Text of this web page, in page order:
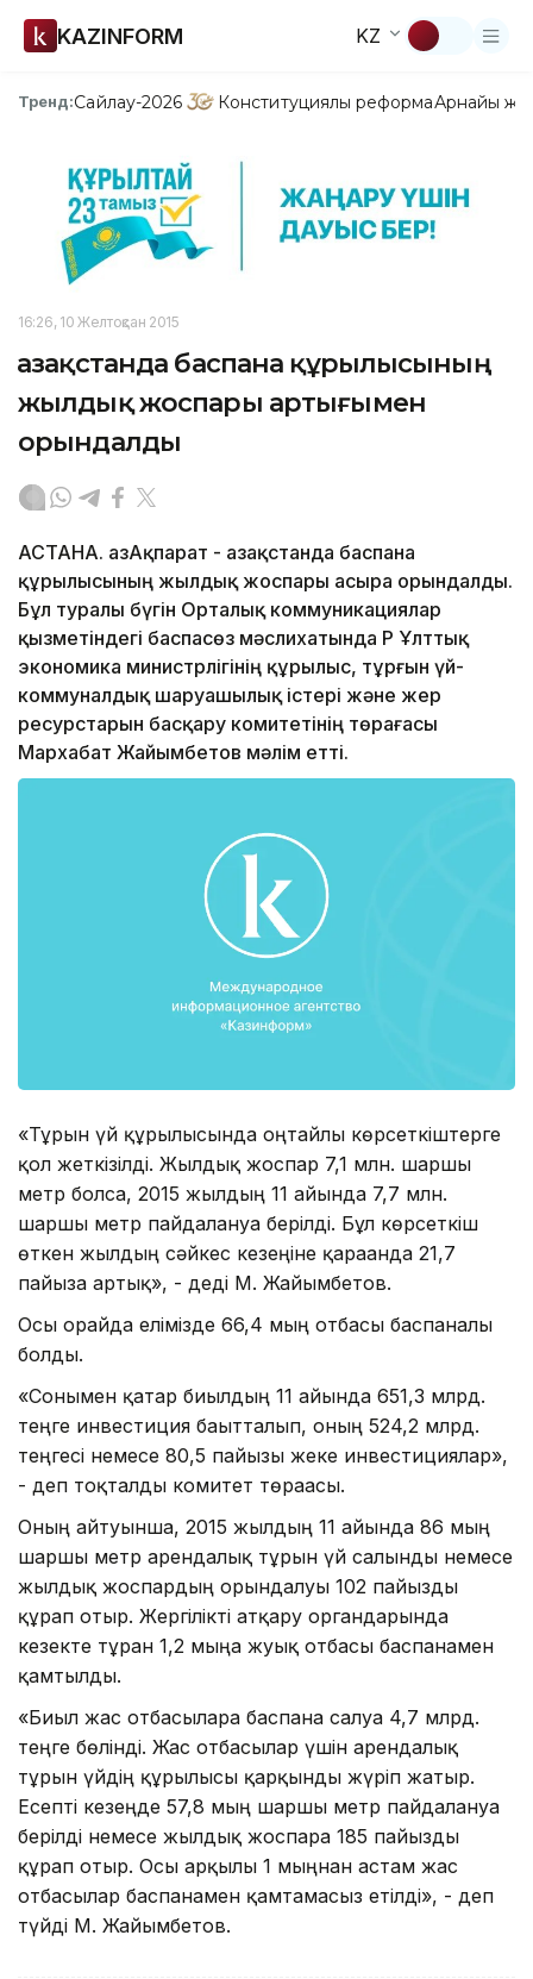
KAZINFORM KZ
Тренд:Сайлау-2026 Конституциялық реформаАрнайы
16:26, 10 Желтоқсан 2015
Қазақстанда баспана құрылысының
жылдық жоспары артығымен
орындалды
АСТАНА. ҚазАқпарат - Қазақстанда баспана
құрылысының жылдық жоспары асыра орындалды.
Бұл туралы бүгін Орталық коммуникациялар
қызметіндегі баспасөз мәслихатында ҚР Ұлттық
экономика министрлігінің құрылыс, тұрғын үй-
коммуналдық шаруашылық істері және жер
ресурстарын басқару комитетінің төрағасы
Мархабат Жайымбетов мәлім етті.
«Тұрғын үй құрылысында оңтайлы көрсеткіштерге
қол жеткізілді. Жылдық жоспар 7,1 млн. шаршы
метр болса, 2015 жылдың 11 айында 7,7 млн.
шаршы метр пайдалануға берілді. Бұл көрсеткіш
өткен жылдың сәйкес кезеңіне қарағанда 21,7
пайызға артық», - деді М. Жайымбетов.
Осы орайда елімізде 66,4 мың отбасы баспаналы
болды.
«Сонымен қатар биылдың 11 айында 651,3 млрд.
теңге инвестиция бағытталып, оның 524,2 млрд.
теңгесі немесе 80,5 пайызы жеке инвестициялар»,
- деп тоқталды комитет төрағасы.
Оның айтуынша, 2015 жылдың 11 айында 86 мың
шаршы метр арендалық тұрғын үй салынды немесе
жылдық жоспардың орындалуы 102 пайызды
құрап отыр. Жергілікті атқару органдарында
кезекте тұрған 1,2 мыңға жуық отбасы баспанамен
қамтылды.
«Биыл жас отбасыларға баспана салуға 4,7 млрд.
теңге бөлінді. Жас отбасылар үшін арендалық
тұрғын үйдің құрылысы қарқынды жүріп жатыр.
Есепті кезеңде 57,8 мың шаршы метр пайдалануға
берілді немесе жылдық жоспарға 185 пайызды
құрап отыр. Осы арқылы 1 мыңнан астам жас
отбасылар баспанамен қамтамасыз етілді», - деп
түйді М. Жайымбетов.